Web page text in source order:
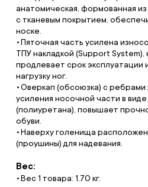
анатомическая, формованная
с тканевым покрытием,
носке.
Пяточная часть усилена
ТПУ накладкой (Support System),
продлевает срок эксплуатации
нагрузку ног.
Оверкап (обсоюзка) с ребрами
усиления носочной части в
(полиуретана), повышает
обуви.
Наверху голенища
(проушины) для надевания.
Вес:
Вес 1 товара: 1.70 кг.